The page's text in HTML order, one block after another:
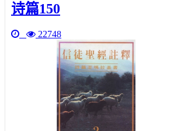
诗篇150
22748